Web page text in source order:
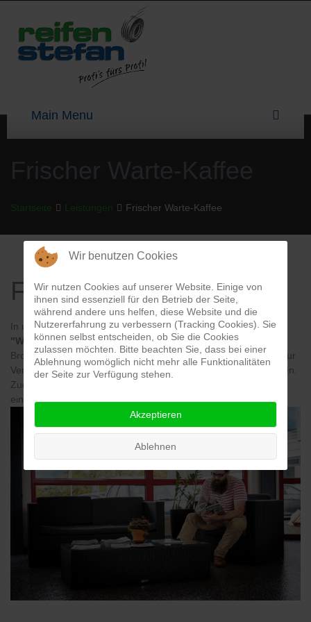
Frischer Warte-Kaffee
Startseite Leistungen Frischer Warte-Kaffee
Frischer Warte-Kaffee
In unserem Wartebereich erhalten Sie unseren erstklassigen
"Warte-Kaffee", diverse Getränke und aktuelle, informative
Broschüren und Zeitschriften. Weiterhin stehen Ihnen Tablets zur
Verfügung, mit denen Sie im Internet surfen oder spielen können.
Zudem haben wir für Sie einen
eingerichtet.
Wir benutzen Cookies
Wir nutzen Cookies auf unserer Website. Einige von
ihnen sind essenziell für den Betrieb der Seite,
während andere uns helfen, diese Website und die
Nutzererfahrung zu verbessern (Tracking Cookies). Sie
können selbst entscheiden, ob Sie die Cookies
zulassen möchten. Bitte beachten Sie, dass bei einer
Ablehnung womöglich nicht mehr alle Funktionalitäten
der Seite zur Verfügung stehen.
Akzeptieren
Ablehnen